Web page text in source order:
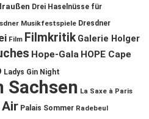
Drei Haselnüsse für
Musikfestspiele Dresdner
Film Filmkritik Galerie Holger
Hope-Gala HOPE Cape
Ladys Gin Night
Sachsen La Saxe à Paris
Air Palais Sommer Radebeul